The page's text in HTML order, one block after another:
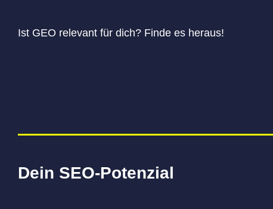
Ist GEO relevant für dich? Finde es heraus!
Dein SEO-Potenzial